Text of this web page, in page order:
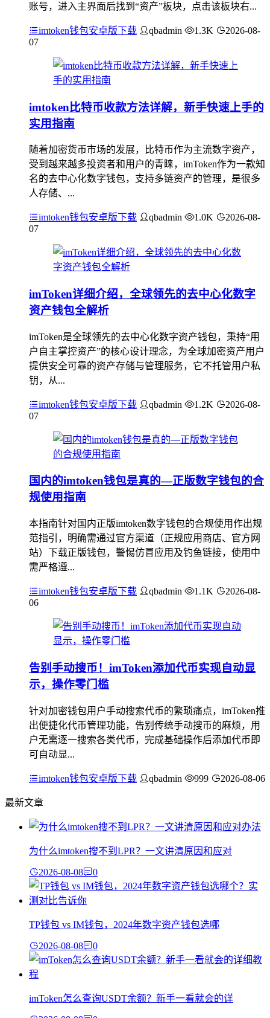
账号，进入主界面后找到“资产”板块，点击该板块右...
imtoken钱包安卓版下载 qbadmin 1.3K
2026-08-
07
imtoken比特币收款方法详解，新手快速上手的
实用指南
随着加密货币市场的发展，比特币作为主流数字资产，
受到越来越多投资者和用户的青睐，imToken作为一款知
名的去中心化数字钱包，支持多链资产的管理，是很多
人存储、...
imtoken钱包安卓版下载 qbadmin 1.0K
2026-08-
07
imToken详细介绍，全球领先的去中心化数字
资产钱包全解析
imToken是全球领先的去中心化数字资产钱包，秉持“用
户自主掌控资产”的核心设计理念，为全球加密资产用户
提供安全可靠的资产存储与管理服务，它不托管用户私
钥，从...
imtoken钱包安卓版下载 qbadmin 1.2K
2026-08-
07
国内的imtoken钱包是真的—正版数字钱包的合
规使用指南
本指南针对国内正版imtoken数字钱包的合规使用作出规
范指引，明确需通过官方渠道（正规应用商店、官方网
站）下载正版钱包，警惕仿冒应用及钓鱼链接，使用中
需严格遵...
imtoken钱包安卓版下载 qbadmin 1.1K
2026-08-
06
告别手动搜币！imToken添加代币实现自动显
示，操作零门槛
针对加密钱包用户手动搜索代币的繁琐痛点，imToken推
出便捷化代币管理功能，告别传统手动搜币的麻烦，用
户无需逐一搜索各类代币，完成基础操作后添加代币即
可自动显...
imtoken钱包安卓版下载 qbadmin 999 2026-08-06
最新文章
为什么imtoken搜不到LPR？一文讲清原因和应对
2026-08-08 0
TP钱包 vs IM钱包，2024年数字资产钱包选哪
2026-08-08 0
imToken怎么查询USDT余额？新手一看就会的详